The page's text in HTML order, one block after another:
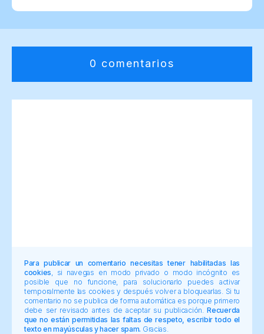
0 comentarios
Para publicar un comentario necesitas tener habilitadas las
cookies , si navegas en modo privado o modo incógnito es
posible que no funcione, para solucionarlo puedes activar
temporalmente las cookies y después volver a bloquearlas. Si tu
comentario no se publica de forma automática es porque primero
debe ser revisado antes de aceptar su publicación.Recuerda
que no están permitidas las faltas de respeto, escribir todo el
texto en mayúsculas y hacer spam. Gracias.